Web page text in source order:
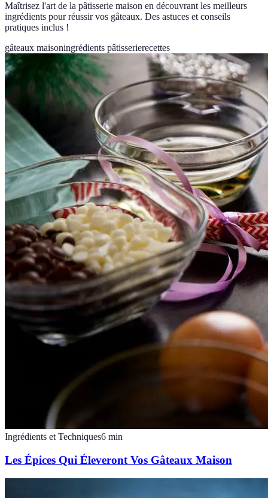
Maîtrisez l'art de la pâtisserie maison en découvrant les meilleurs
ingrédients pour réussir vos gâteaux. Des astuces et conseils
pratiques inclus !
gâteaux maisoningrédients pâtisserierecettes
Ingrédients et Techniques6 min
Les Épices Qui Éleveront Vos Gâteaux Maison